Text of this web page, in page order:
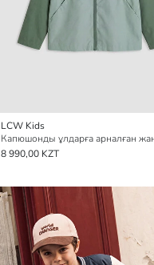
LCW Kids
8 990,00 KZT